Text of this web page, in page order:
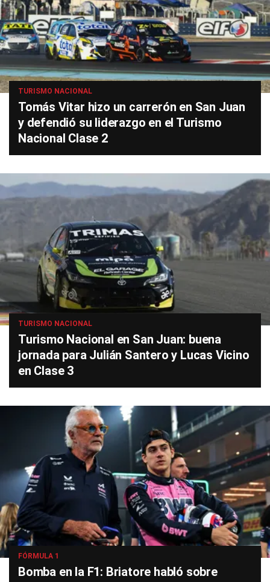
TURISMO NACIONAL
Tomás Vitar hizo un carrerón en San Juan
y defendió su liderazgo en el Turismo
Nacional Clase 2
TURISMO NACIONAL
Turismo Nacional en San Juan: buena
jornada para Julián Santero y Lucas Vicino
en Clase 3
FÓRMULA 1
Bomba en la F1: Briatore habló sobre